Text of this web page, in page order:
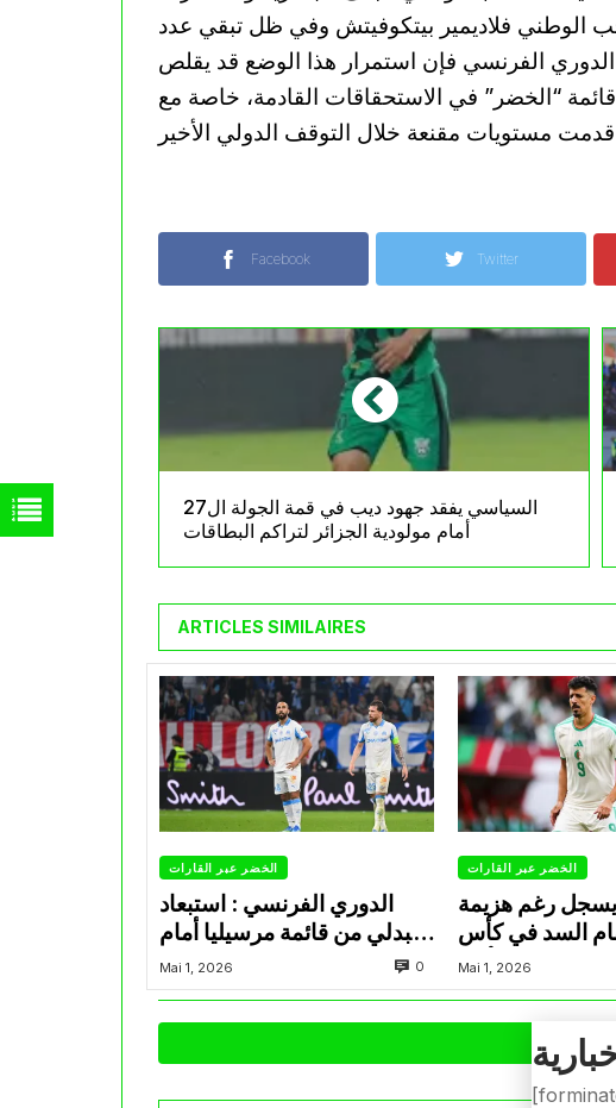
الوطني فلاديمير بيتكوفيتش وفي ظل تبقي عدد
الفرنسي فإن استمرار هذا الوضع قد يقلص
“الخضر” في الاستحقاقات القادمة، خاصة مع
Facebook Twitter
السياسي يفقد جهود ديب في قمة الجولة ال27
أمام مولودية الجزائر لتراكم البطاقات
ARTICLES SIMILAIRES
الخضر عبر القارات
الدوري الفرنسي : استبعاد
عبدلي من قائمة مرسيليا أمام
نانت
Mai 1, 2026 0
الخضر عبر القارات
يسجل رغم هزيمة
السد في كأس
الأمير
Mai 1, 2026
VOIR